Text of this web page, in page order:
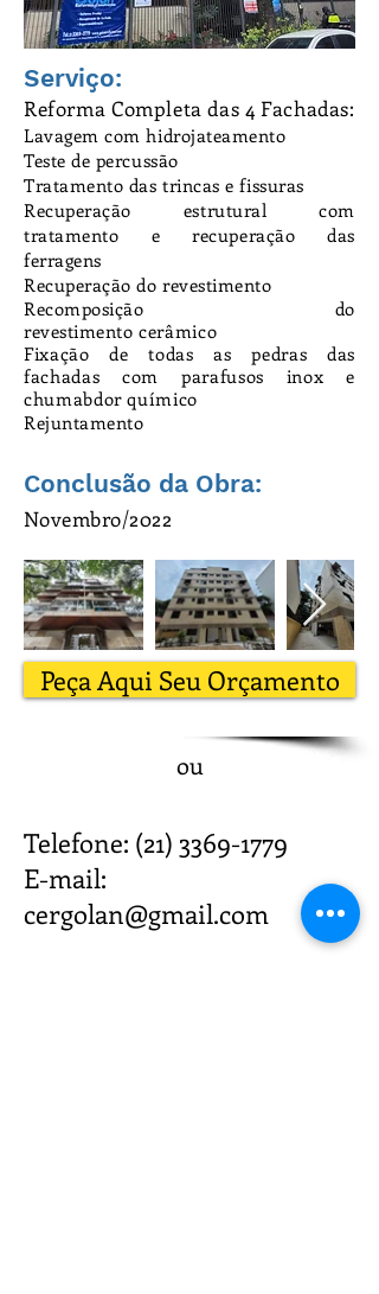
Serviço:
Reforma Completa das 4 Fachadas:
Lavagem com hidrojateamento
Teste de percussão
Tratamento das trincas e fissuras
Recuperação estrutural com
tratamento e recuperação das
ferragens
Recuperação do revestimento
Recomposição do
revestimentocerâmico
Fixação de todas as pedras das
fachadas com parafusos inox e
chumabdor químico
Rejuntamento
Conclusão da Obra:
Novembro/2022
Peça Aqui Seu Orçamento
ou
Telefone: (21) 3369-1779
E-mail:
cergolan@gmail.com